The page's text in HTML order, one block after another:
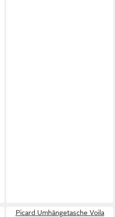
Picard Umhängetasche Voila